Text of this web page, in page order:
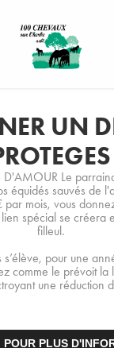
UN
D'AMOUR Le
équidés sauvés de
mois, vous
spécial se créera
filleul.
s’élève, pour une
comme le prévoit la
une réduction
PLUS